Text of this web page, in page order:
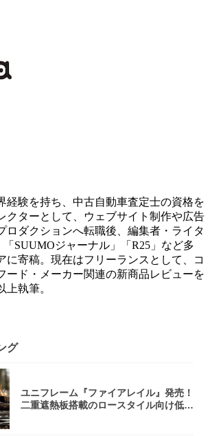
経験を持ち、中古自動車査定士の資格を
クターとして、ウェブサイト制作や広告
ロダクションへ転職後、編集者・ライタ
「SUUMOジャーナル」「R25」など多
に寄稿。現在はフリーランスとして、コ
ード・メーカー関連の新商品レビューを
上執筆。
グ
ユニフレーム『ファイアレイル』発売！
二重遮熱板搭載のロースタイル向け低型